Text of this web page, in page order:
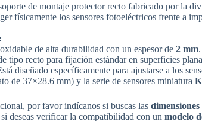
de montaje protector recto fabricado por la
físicamente los sensores fotoeléctricos frente a
de alta durabilidad con un espesor de 2 mm.
tipo recto para fijación estándar en superficies
diseñado específicamente para ajustarse a los
de 37×28.6 mm) y la serie de sensores miniatura
por favor indícanos si buscas las
deseas verificar la compatibilidad con un modelo